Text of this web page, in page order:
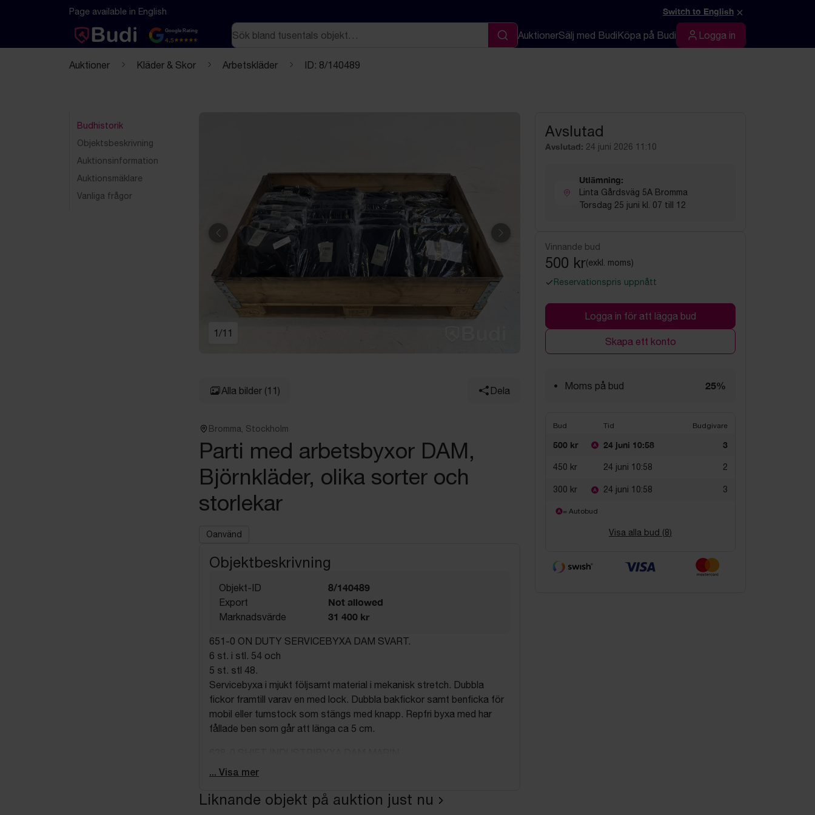
Hoppa till innehåll
Textbaserad (markdown) version av denna sida
Page available in English Switch to English ×
Google Rating
4.5
Sök
Sök
AuktionerSälj med BudiKöpa på Budi Logga in
Logga in
Auktioner Kläder & Skor Arbetskläder ID: 8/140489
Budhistorik
Objektsbeskrivning
Auktionsinformation
Auktionsmäklare
Vanliga frågor
Föregående Nästa
1 /11
Alla bilder (11) Dela
Bromma, Stockholm
Parti med arbetsbyxor DAM,
Björnkläder, olika sorter och
storlekar
Oanvänd
Objektbeskrivning
Objekt-ID 8/140489
Export Not allowed
Marknadsvärde 31 400 kr
651-0 ON DUTY SERVICEBYXA DAM SVART.
6 st. i stl. 54 och
5 st. stl 48.
Servicebyxa i mjukt följsamt material i mekanisk stretch. Dubbla
fickor framtill varav en med lock. Dubbla bakfickor samt benficka för
mobil eller tumstock som stängs med knapp. Repfri byxa med har
fållade ben som går att länga ca 5 cm.
9 st i stl. 42,
4 st. stl 34.
Byxa med sidfickor och bakfickor. D-ring i högra sidfickan. Dold
... Visa mer
Liknande objekt på auktion just nu
Avslutad
Avslutad: 24 juni 2026 11:10
Utlämning:
Linta Gårdsväg 5A Bromma
Torsdag 25 juni kl. 07 till 12
Vinnande bud
500 kr(exkl. moms)
Reservationspris uppnått
Logga in för att lägga bud
Skapa ett konto
Moms på bud 25%
Bud Tid Budgivare
500 kr 24 juni 10:58 3
450 kr 24 juni 10:58 2
300 kr 24 juni 10:58 3
= Autobud
Visa alla bud (8)